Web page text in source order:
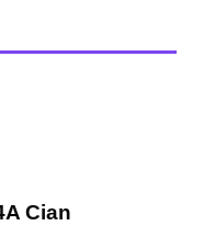
Cian